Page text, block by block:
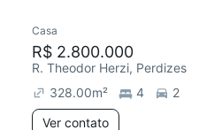
Casa
R$ 2.800.000
R. Theodor Herzi, Perdizes
328.00m² 4
2
Ver contato